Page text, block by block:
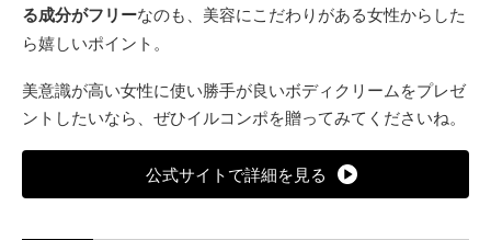
る成分がフリーなのも、美容にこだわりがある女性からした
ら嬉しいポイント。
美意識が高い女性に使い勝手が良いボディクリームをプレゼ
ントしたいなら、ぜひイルコンポを贈ってみてくださいね。
公式サイトで詳細を見る